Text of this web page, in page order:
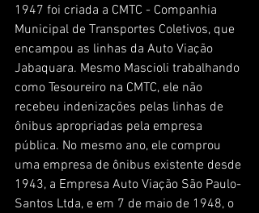
1947 foi criada a CMTC - Companhia
Municipal de Transportes Coletivos, que
encampou as linhas da Auto Viação
Jabaquara. Mesmo Mascioli trabalhando
como Tesoureiro na CMTC, ele não
recebeu indenizações pelas linhas de
ônibus apropriadas pela empresa
pública. No mesmo ano, ele comprou
uma empresa de ônibus existente desde
1943, a Empresa Auto Viação São Paulo-
Santos Ltda, e em 7 de maio de 1948, o